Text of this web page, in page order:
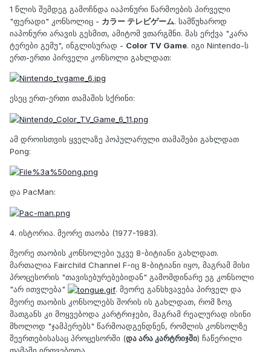
1 წლის შემდეგ გამოჩნდა იაპონური წარმოების პირველი
"ფერადი" კონსოლიც - カラー テレビゲーム. სამწუხაროდ
იაპონური არავის გესმით, ამიტომ ვთარგმნი. მას ერქვა "კარა
ტერები გემუ", ინგლისურად - Color TV Game. იგი Nintendo-ს
ერთ-ერთი პირველი კონსოლი გახლდათ:
ესეც ერთ-ერთი თამაშის სქრინი:
ამ დროისთვის ყველაზე პოპულარული თამაშები გახლდათ
Pong:
და PacMan:
4. ისტორია. მეორე თაობა (1977-1983).
მეორე თაობის კონსოლები უკვე 8-ბიტიანი გახლდათ.
მართალია Fairchild Channel F-იც 8-ბიტიანი იყო, მაგრამ მისი
პროცესორის "თავისებურებებიდან" გამომდინარე ეგ კონსოლი
"არ ითვლება"
. მეორე განსხვავება პირველ და
მეორე თაობის კონსოლებს შორის ის გახლდათ, რომ ზოგ
მათგანს კი მოყვებოდა კარტრიჯები, მაგრამ რეალურად ისინი
მხოლოდ "ჯამპერებს" წარმოადგენდნენ, რომლის კონსოლზე
შეერთებისასაც პროცესორში (და არა კარტრიჯში) ჩაწერილი